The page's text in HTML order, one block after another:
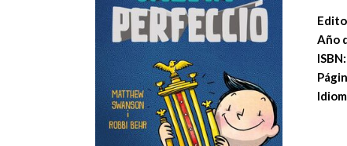
Año
ISBN: